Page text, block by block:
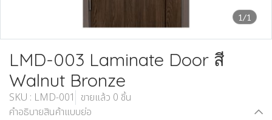
1/1
LMD-003 Laminate Door สี
Walnut Bronze
SKU : LMD-001 ขายแล้ว 0 ชิ้น
คำอธิบายสินค้าแบบย่อ